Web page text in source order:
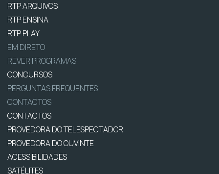
RTP ARQUIVOS
RTP ENSINA
RTP PLAY
EM DIRETO
REVER PROGRAMAS
CONCURSOS
PERGUNTAS FREQUENTES
CONTACTOS
CONTACTOS
PROVEDORA DO TELESPECTADOR
PROVEDORA DO OUVINTE
ACESSIBILIDADES
SATÉLITES